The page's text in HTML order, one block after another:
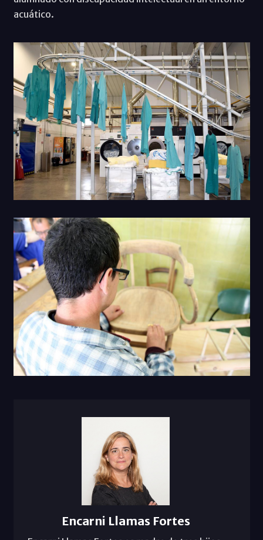
acuático.
Encarni Llamas Fortes